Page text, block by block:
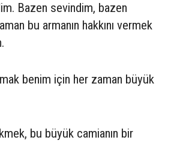
Bazen sevindim, bazen
bu armanın hakkını vermek
benim için her zaman büyük
bu büyük camianın bir